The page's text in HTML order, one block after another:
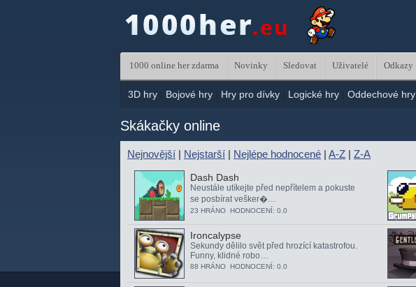
1000 online her zdarma Novinky Sledovat Uživatelé Odkazy
3D hry Bojové hry Hry pro dívky Logické hry Oddechové hry
Skákačky online
Nejnovější | Nejstarší | Nejlépe hodnocené | A-Z | Z-A
Dash Dash
Neustále utíkejte před nepřítelem a pokuste
se posbírat vešker�…
23 HRÁNO HODNOCENÍ: 0.0
Ironcalypse
Sekundy dělilo svět před hrozící katastrofou.
Funny, klidné robo…
88 HRÁNO HODNOCENÍ: 0.0